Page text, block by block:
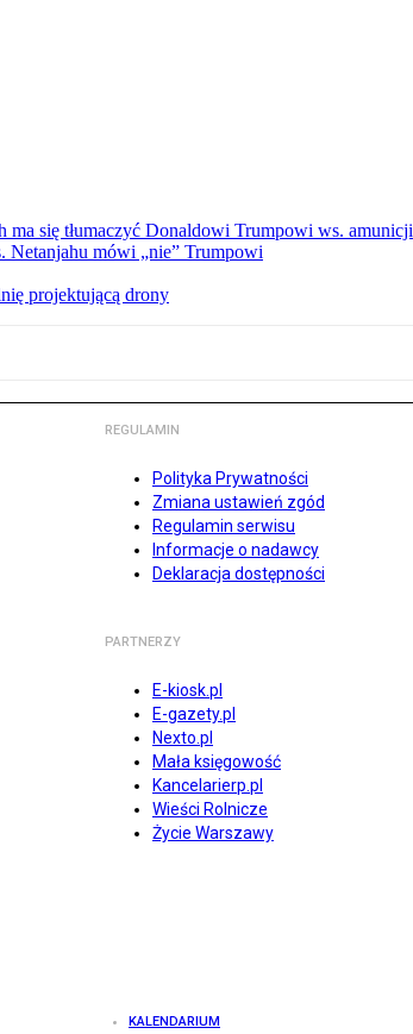
ma się tłumaczyć Donaldowi Trumpowi ws. amunicji
Netanjahu mówi „nie” Trumpowi
projektującą drony
REGULAMIN
Polityka Prywatności
Zmiana ustawień zgód
Regulamin serwisu
Informacje o nadawcy
Deklaracja dostępności
PARTNERZY
E-kiosk.pl
E-gazety.pl
Nexto.pl
Mała księgowość
Kancelarierp.pl
Wieści Rolnicze
Życie Warszawy
KALENDARIUM